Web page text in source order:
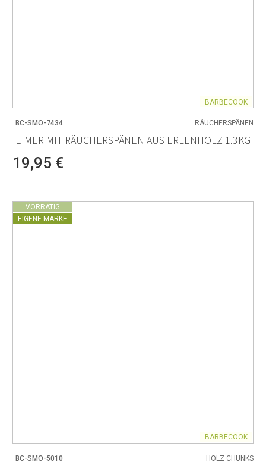
BARBECOOK
BC-SMO-7434 RÄUCHERSPÄNEN
EIMER MIT RÄUCHERSPÄNEN AUS ERLENHOLZ 1.3KG
19,95 €
VORRÄTIG
EIGENE MARKE
BARBECOOK
BC-SMO-5010 HOLZ CHUNKS